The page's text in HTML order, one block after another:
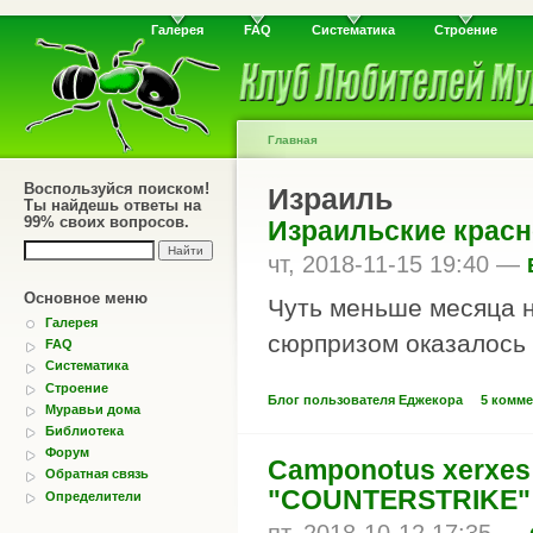
Галерея FAQ Систематика Строение
Воспользуйся поиском!
Ты найдешь ответы на
99% своих вопросов.
Основное меню
Галерея
FAQ
Систематика
Строение
Муравьи дома
Библиотека
Форум
Обратная связь
Определители
Главная
Израиль
Израильские
чт, 2018-11-15 19:40 —
Чуть меньше месяца
сюрпризом
Блог пользователя Еджекора 5
Camponotus